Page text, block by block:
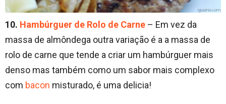
10. Hambúrguer de Rolo de Carne – Em vez da
massa de almôndega outra variação é a a massa de
rolo de carne que tende a criar um hambúrguer mais
denso mas também como um sabor mais complexo
com bacon misturado, é uma delicia!